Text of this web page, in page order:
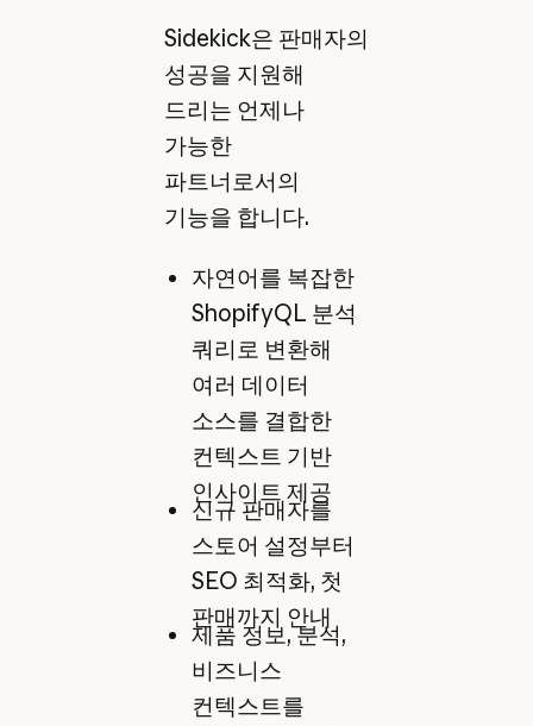
Sidekick은 판매자의
성공을 지원해
드리는 언제나
가능한
파트너로서의
기능을 합니다.
자연어를 복잡한
ShopifyQL 분석
쿼리로 변환해
여러 데이터
소스를 결합한
컨텍스트 기반
인사이트 제공
신규 판매자를
스토어 설정부터
SEO 최적화, 첫
판매까지 안내
제품 정보, 분석,
비즈니스
컨텍스트를